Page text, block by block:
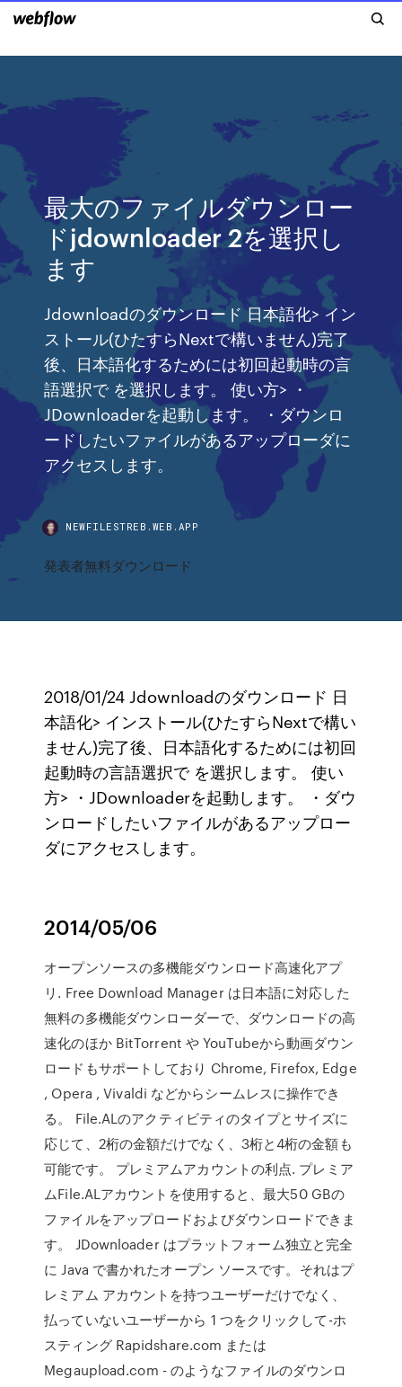
最大のファイルダウンロー
ドjdownloader 2を選択し
ます
Jdownloadのダウンロード 日本語化> イン
ストール(ひたすらNextで構いません)完了
後、日本語化するためには初回起動時の言
語選択で を選択します。 使い方> ・
JDownloaderを起動します。 ・ダウンロ
ードしたいファイルがあるアップローダに
アクセスします。
NEWFILESTREB.WEB.APP
発表者無料ダウンロード
2018/01/24 Jdownloadのダウンロード 日
本語化> インストール(ひたすらNextで構い
ません)完了後、日本語化するためには初回
起動時の言語選択で を選択します。 使い
方> ・JDownloaderを起動します。 ・ダウ
ンロードしたいファイルがあるアップロー
ダにアクセスします。
2014/05/06
オープンソースの多機能ダウンロード高速化アプ
リ. Free Download Manager は日本語に対応した
無料の多機能ダウンローダーで、ダウンロードの高
速化のほか BitTorrent や YouTubeから動画ダウン
ロードもサポートしており Chrome, Firefox, Edge
, Opera , Vivaldi などからシームレスに操作でき
る。 File.ALのアクティビティのタイプとサイズに
応じて、2桁の金額だけでなく、3桁と4桁の金額も
可能です。 プレミアムアカウントの利点. プレミア
ムFile.ALアカウントを使用すると、最大50 GBの
ファイルをアップロードおよびダウンロードできま
す。 JDownloader はプラットフォーム独立と完全
に Java で書かれたオープン ソースです。それはプ
レミアム アカウントを持つユーザーだけでなく、
払っていないユーザーから 1 つをクリックして-ホ
スティング Rapidshare.com または
Megaupload.com - のようなファイルのダウンロ